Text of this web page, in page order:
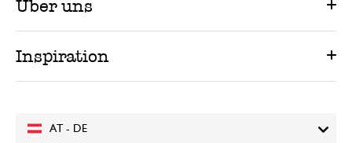
AT - DE
Über uns
Inspiration